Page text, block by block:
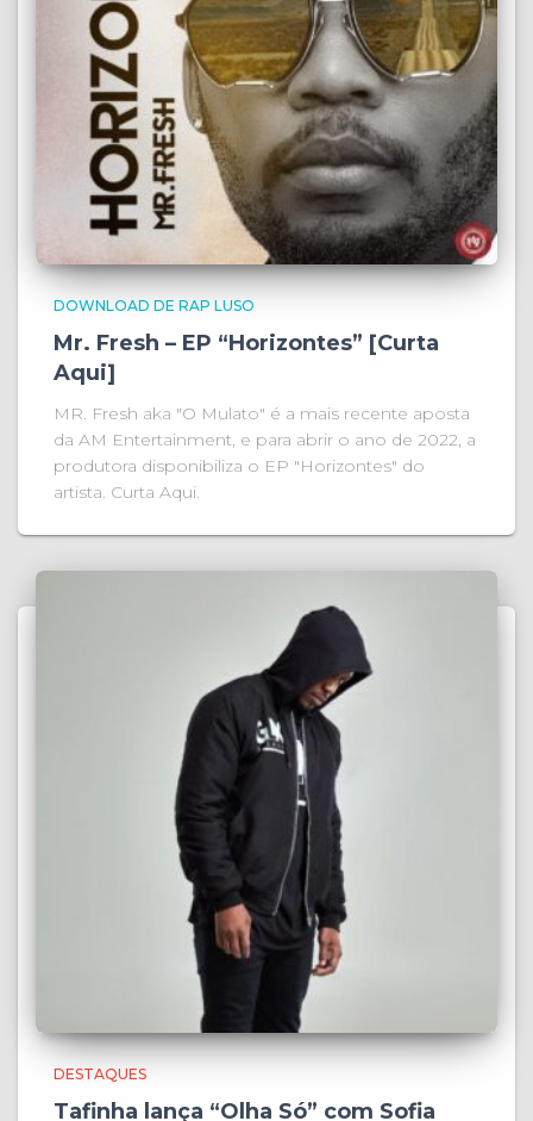
DOWNLOAD DE RAP LUSO
Mr. Fresh – EP “Horizontes” [Curta
Aqui]
MR. Fresh aka "O Mulato" é a mais recente aposta
da AM Entertainment, e para abrir o ano de 2022, a
produtora disponibiliza o EP "Horizontes" do
artista. Curta Aqui.
DESTAQUES
Tafinha lança “Olha Só” com Sofia